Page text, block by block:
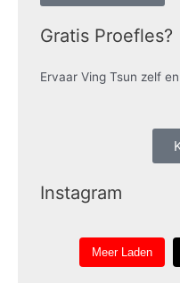
Gratis Proefles?
Ervaar Ving Tsun zelf
Instagram
Meer Laden